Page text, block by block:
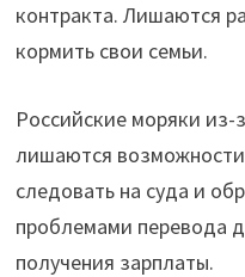
контракта. Лишаются
кормить свои семьи.
Российские моряки из-
лишаются возможности
следовать на суда и
проблемами перевода
получения зарплаты.